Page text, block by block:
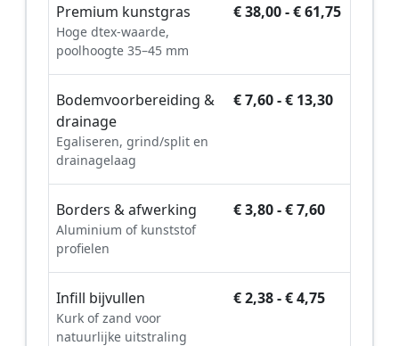
Premium kunstgras
Hoge dtex-waarde,
poolhoogte 35–45 mm
€ 38,00 - € 61,75
Bodemvoorbereiding &
drainage
Egaliseren, grind/split en
drainagelaag
€ 7,60 - € 13,30
Borders & afwerking
Aluminium of kunststof
profielen
€ 3,80 - € 7,60
Infill bijvullen
Kurk of zand voor
natuurlijke uitstraling
€ 2,38 - € 4,75